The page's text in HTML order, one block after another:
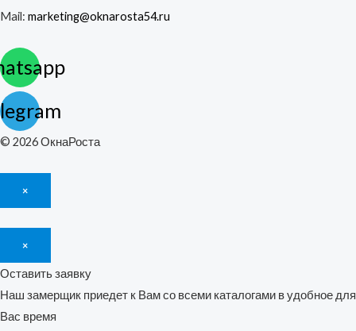
Mail: marketing@oknarosta54.ru
© 2026 ОкнаРоста
×
×
Оставить заявку
Наш замерщик приедет к Вам со всеми каталогами в удобное для
Вас время